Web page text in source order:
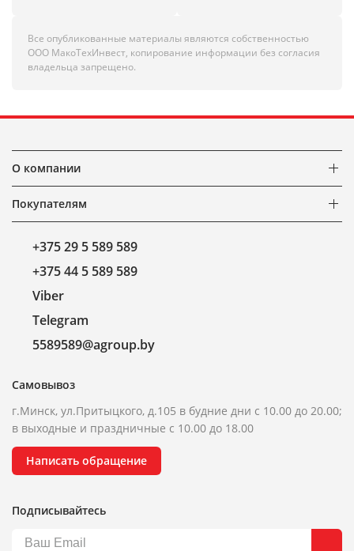
Все опубликованные материалы являются собственностью
ООО МакоТехИнвест, копирование информации без согласия
владельца запрещено.
О компании
Покупателям
+375 29 5 589 589
+375 44 5 589 589
Viber
Telegram
5589589@agroup.by
Самовывоз
г.Минск, ул.Притыцкого, д.105 в будние дни с 10.00 до 20.00;
в выходные и праздничные с 10.00 до 18.00
Написать обращение
Подписывайтесь